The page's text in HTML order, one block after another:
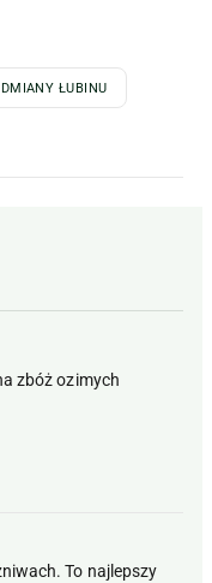
ŁUBINU
zbóż ozimych
To najlepszy